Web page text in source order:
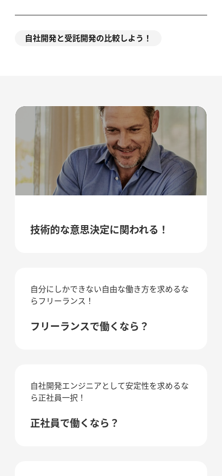
自社開発と受託開発の比較しよう！
技術的な意思決定に関われる！
自分にしかできない自由な働き方を求めるな
らフリーランス！
フリーランスで働くなら？
自社開発エンジニアとして安定性を求めるな
ら正社員一択！
正社員で働くなら？